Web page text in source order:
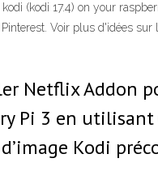
(kodi 17.4) on your
Voir plus d'idées sur
Netflix Addon
Pi 3 en utilisant
Kodi